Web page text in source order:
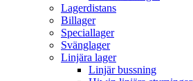
Lagerdistans
Billager
Speciallager
Svänglager
Linjära lager
Linjär bussning